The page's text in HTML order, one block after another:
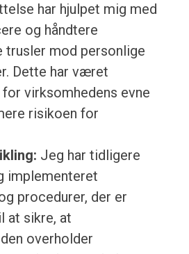
har hjulpet mig med
og håndtere
trusler mod personlige
Dette har været
virksomhedens evne
risikoen for
Jeg har tidligere
implementeret
procedurer, der er
at sikre, at
overholder